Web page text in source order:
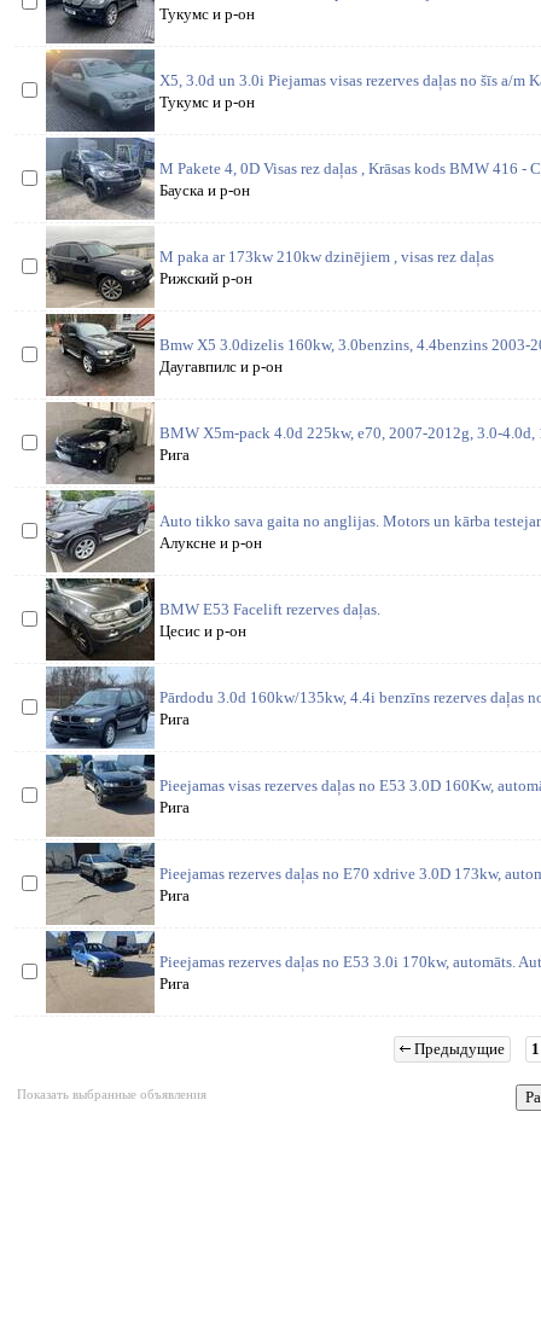
Тукумс и р-он
X5, 3.0d un 3.0i Piejamas visas rezerves daļas no šīs a/m
Тукумс и р-он
M Pakete 4, 0D Visas rez daļas , Krāsas kods BMW 416 -
Бауска и р-он
M paka ar 173kw 210kw dzinējiem , visas rez daļas
Рижский р-он
Bmw X5 3.0dizelis 160kw, 3.0benzins, 4.4benzins 2003-
Даугавпилс и р-он
BMW X5m-pack 4.0d 225kw, e70, 2007-2012g, 3.0-
Рига
Auto tikko sava gaita no anglijas. Motors un kārba
Алуксне и р-он
BMW E53 Facelift rezerves daļas.
Цесис и р-он
Pārdodu 3.0d 160kw/135kw, 4.4i benzīns rezerves daļas
Рига
Pieejamas visas rezerves daļas no E53 3.0D 160Kw,
Рига
Pieejamas rezerves daļas no E70 xdrive 3.0D 173kw,
Рига
Pieejamas rezerves daļas no E53 3.0i 170kw, automāts.
Рига
Предыдущие 1
Показать выбранные объявления